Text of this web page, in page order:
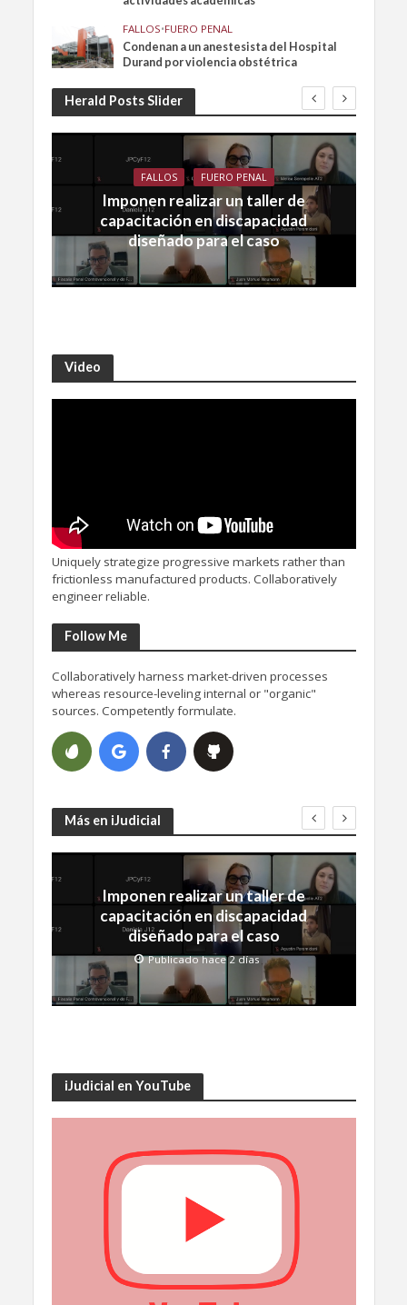
FALLOS•FUERO PENAL
Condenan a un anestesista del Hospital
Durand por violencia obstétrica
Herald Posts Slider
FALLOS FUERO PENAL
Imponen realizar un taller de
capacitación en discapacidad
diseñado para el caso
Video
Uniquely strategize progressive markets rather than
frictionless manufactured products. Collaboratively
engineer reliable.
Follow Me
Collaboratively harness market-driven processes
whereas resource-leveling internal or "organic"
sources. Competently formulate.
Más en iJudicial
Imponen realizar un taller de
capacitación en discapacidad
diseñado para el caso
Publicado hace 2 días
iJudicial en YouTube